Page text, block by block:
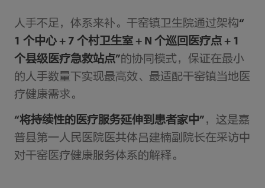
人手不足，体系来补。干窑镇卫生院通过架构“
1 个中心 + 7 个村卫生室 + N 个巡回医疗点 + 1
个县级医疗急救站点” 的协同模式，保证在最小
的人手数量下实现最高效、最适配干窑镇当地医
疗健康需求。
“将持续性的医疗服务延伸到患者家中” ，这是嘉
普县第一人民医院医共体吕建楠副院长在采访中
对干窑医疗健康服务体系的解释。